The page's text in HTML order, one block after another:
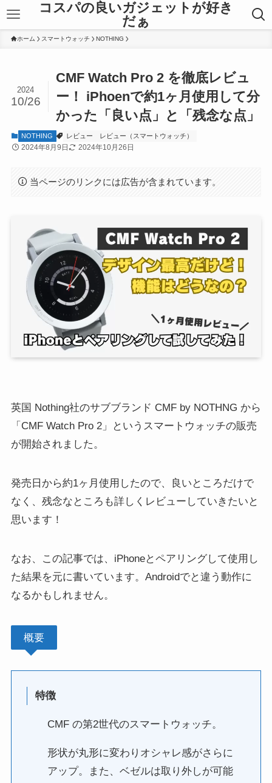
コスパの良いガジェットが好き
だぁ
ホーム スマートウォッチ NOTHING
CMF Watch Pro 2 を徹底レビュ
ー！ iPhoenで約1ヶ月使用して分
かった「良い点」と「残念な点」
2024
10/26
NOTHING レビュー レビュー（スマートウォッチ）
2024年8月9日 2024年10月26日
当ページのリンクには広告が含まれています。
英国 Nothing社のサブブランド CMF by NOTHNG から
「CMF Watch Pro 2」というスマートウォッチの販売
が開始されました。
発売日から約1ヶ月使用したので、良いところだけで
なく、残念なところも詳しくレビューしていきたいと
思います！
なお、この記事では、iPhoneとペアリングして使用し
た結果を元に書いています。Androidでと違う動作に
なるかもしれません。
概要
特徴
CMF の第2世代のスマートウォッチ。
形状が丸形に変わりオシャレ感がさらに
アップ。また、ベゼルは取り外しが可能